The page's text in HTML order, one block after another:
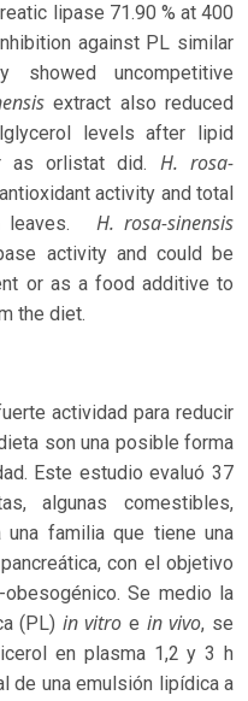
lipase 71.90 % at 400
against PL similar
uncompetitive
extract also reduced
levels after lipid
as orlistat did. H. rosa-
activity and total
leaves.H. rosa-sinensis
activity and could be
or as a food additive to
the diet.
actividad para reducir
son una posible forma
Este estudio evaluó 37
algunas comestibles,
familia que tiene una
con el objetivo
Se medio la
(PL) in vitro e in vivo, se
en plasma 1,2 y 3 h
de una emulsión lipídica a